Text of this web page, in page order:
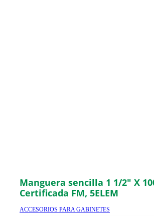
Manguera sencilla 1 1/2″ X
Certificada FM, 5ELEM
ACCESORIOS PARA GABINETES